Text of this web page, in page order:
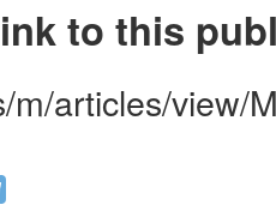
to this
m/articles/view/